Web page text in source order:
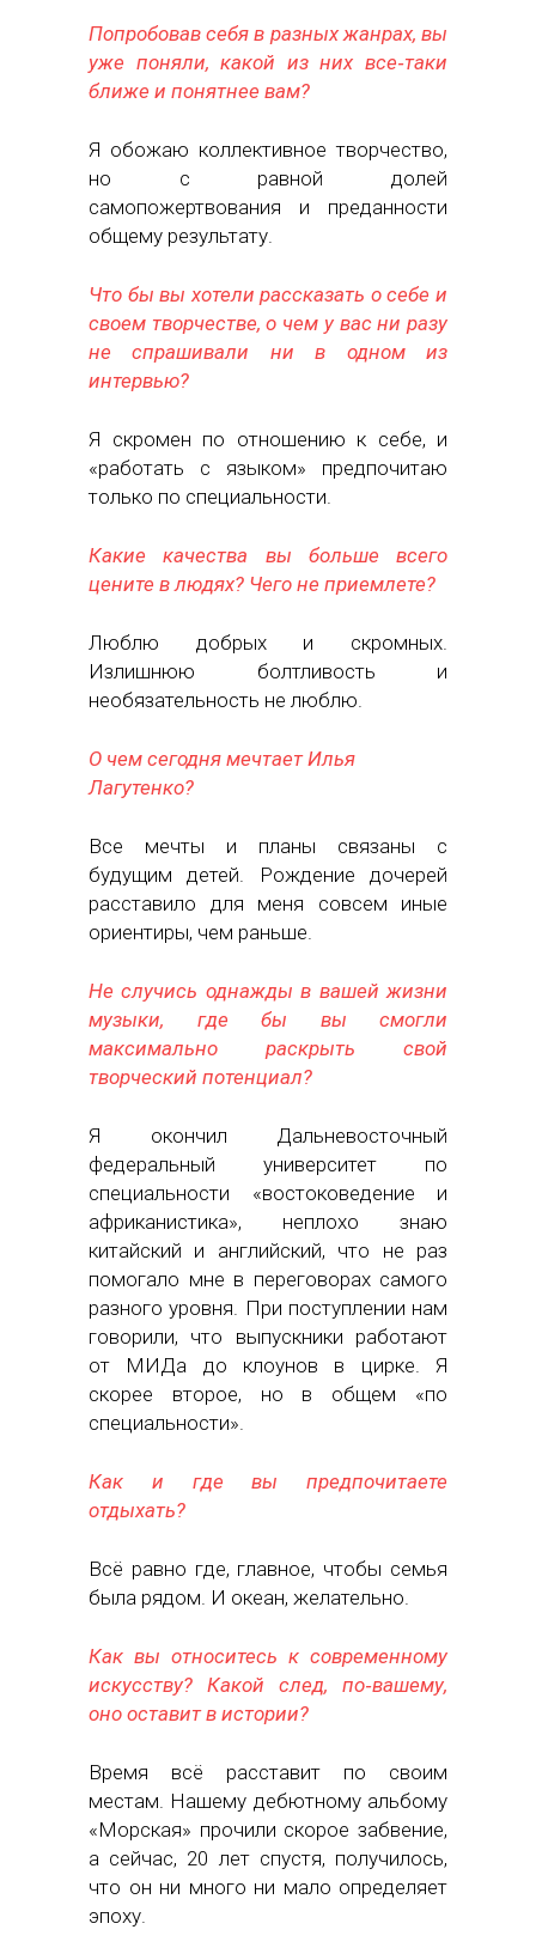
Попробовав себя в разных жанрах, вы
уже поняли, какой из них все‑таки
ближе и понятнее вам?
Я обожаю коллективное творчество,
но с равной долей
самопожертвования и преданности
общему результату.
Что бы вы хотели рассказать о себе и
своем творчестве, о чем у вас ни разу
не спрашивали ни в одном из
интервью?
Я скромен по отношению к себе, и
«работать с языком» предпочитаю
только по специальности.
Какие качества вы больше всего
цените в людях? Чего не приемлете?
Люблю добрых и скромных.
Излишнюю болтливость и
необязательность не люблю.
О чем сегодня мечтает Илья
Лагутенко?
Все мечты и планы связаны с
будущим детей. Рождение дочерей
расставило для меня совсем иные
ориентиры, чем раньше.
Не случись однажды в вашей жизни
музыки, где бы вы смогли
максимально раскрыть свой
творческий потенциал?
Я окончил Дальневосточный
федеральный университет по
специальности «востоковедение и
африканистика», неплохо знаю
китайский и английский, что не раз
помогало мне в переговорах самого
разного уровня. При поступлении нам
говорили, что выпускники работают
от МИДа до клоунов в цирке. Я
скорее второе, но в общем «по
специальности».
Как и где вы предпочитаете
отдыхать?
Всё равно где, главное, чтобы семья
была рядом. И океан, желательно.
Как вы относитесь к современному
искусству? Какой след, по‑вашему,
оно оставит в истории?
Время всё расставит по своим
местам. Нашему дебютному альбому
«Морская» прочили скорое забвение,
а сейчас, 20 лет спустя, получилось,
что он ни много ни мало определяет
эпоху.